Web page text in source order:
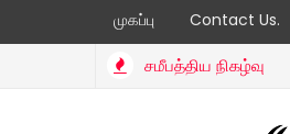
முகப்பு Contact Us.
சமீபத்திய நிகழ்வு